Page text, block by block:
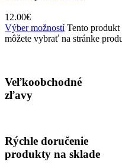
12.00€
Výber možností Tento produkt
môžete vybrať na stránke
Veľkoobchodné
zľavy
Rýchle doručenie
produkty na sklade